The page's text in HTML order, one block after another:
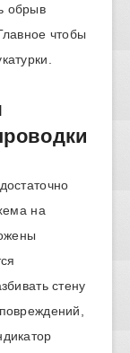
обрыв
чтобы
на
стену